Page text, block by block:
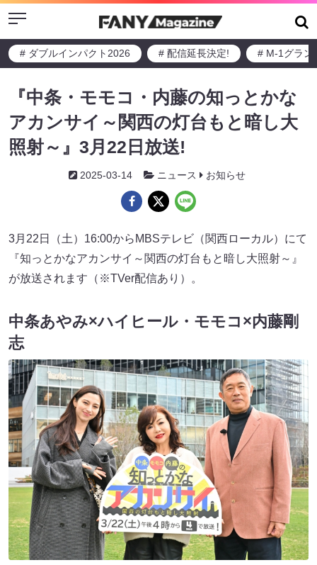
Menu
# ダブルインパクト2026 # 配信延長決定! # M-1グラン
『中条・モモコ・内藤の知っとかな
アカンサイ～関西の灯台もと暗し大
照射～』3月22日放送!
2025-03-14 ニュース お知らせ
3月22日（土）16:00からMBSテレビ（関西ローカル）にて
『知っとかなアカンサイ～関西の灯台もと暗し大照射～』
が放送されます（※TVer配信あり）。
中条あやみ×ハイヒール・モモコ×内藤剛
志